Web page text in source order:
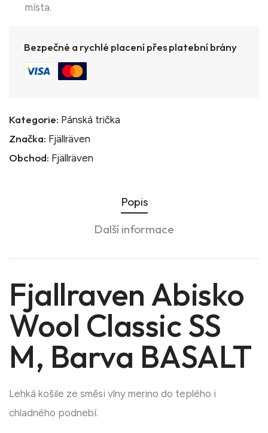
místa.
Bezpečné a rychlé placení přes platební brány
Kategorie: Pánská trička
Značka: Fjällräven
Obchod: Fjällräven
Popis
Další informace
Fjallraven Abisko
Wool Classic SS
M, Barva BASALT
Lehká košile ze směsi vlny merino do teplého i
chladného podnebí.